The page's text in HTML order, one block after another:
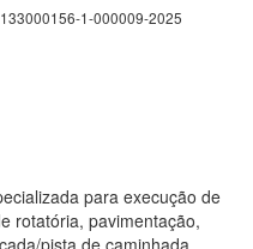
1-000009-2025
para execução de
rotatória, pavimentação,
pista de caminhada